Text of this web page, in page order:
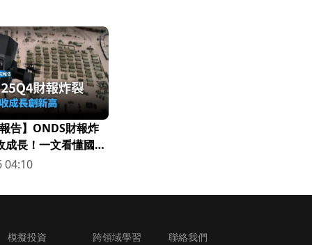
告】ONDS財報炸
成長！一文看懂國防
04:10
模擬投資 跨領域學習 聯絡我們